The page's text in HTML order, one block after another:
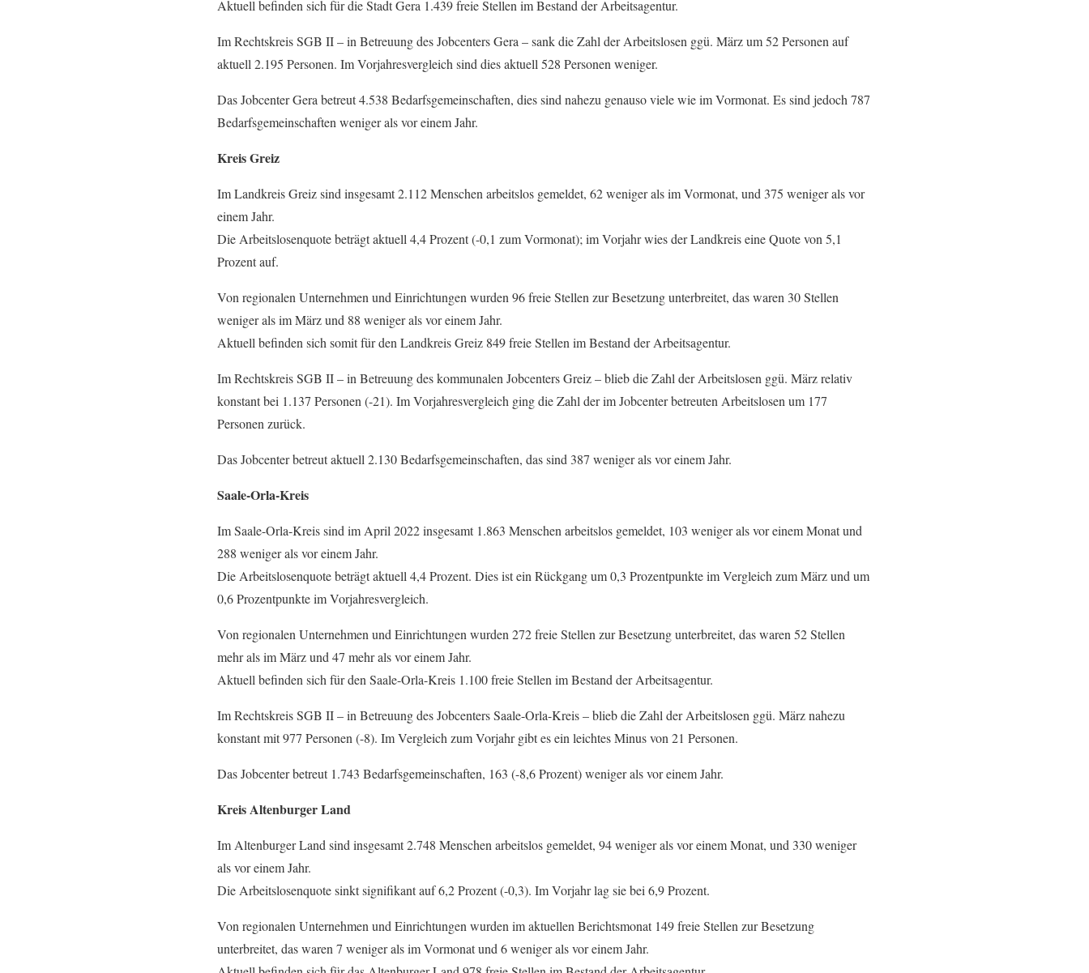
Aktuell befinden sich für die Stadt Gera 1.439 freie Stellen im Bestand der Arbeitsagentur.
Im Rechtskreis SGB II – in Betreuung des Jobcenters Gera – sank die Zahl der Arbeitslosen ggü. März um 52 Personen auf
aktuell 2.195 Personen. Im Vorjahresvergleich sind dies aktuell 528 Personen weniger.
Das Jobcenter Gera betreut 4.538 Bedarfsgemeinschaften, dies sind nahezu genauso viele wie im Vormonat. Es sind jedoch 787
Bedarfsgemeinschaften weniger als vor einem Jahr.
Kreis Greiz
Im Landkreis Greiz sind insgesamt 2.112 Menschen arbeitslos gemeldet, 62 weniger als im Vormonat, und 375 weniger als vor
einem Jahr.
Die Arbeitslosenquote beträgt aktuell 4,4 Prozent (-0,1 zum Vormonat); im Vorjahr wies der Landkreis eine Quote von 5,1
Prozent auf.
Von regionalen Unternehmen und Einrichtungen wurden 96 freie Stellen zur Besetzung unterbreitet, das waren 30 Stellen
weniger als im März und 88 weniger als vor einem Jahr.
Aktuell befinden sich somit für den Landkreis Greiz 849 freie Stellen im Bestand der Arbeitsagentur.
Im Rechtskreis SGB II – in Betreuung des kommunalen Jobcenters Greiz – blieb die Zahl der Arbeitslosen ggü. März relativ
konstant bei 1.137 Personen (-21). Im Vorjahresvergleich ging die Zahl der im Jobcenter betreuten Arbeitslosen um 177
Personen zurück.
Das Jobcenter betreut aktuell 2.130 Bedarfsgemeinschaften, das sind 387 weniger als vor einem Jahr.
Saale-Orla-Kreis
Im Saale-Orla-Kreis sind im April 2022 insgesamt 1.863 Menschen arbeitslos gemeldet, 103 weniger als vor einem Monat und
288 weniger als vor einem Jahr.
Die Arbeitslosenquote beträgt aktuell 4,4 Prozent. Dies ist ein Rückgang um 0,3 Prozentpunkte im Vergleich zum März und um
0,6 Prozentpunkte im Vorjahresvergleich.
Von regionalen Unternehmen und Einrichtungen wurden 272 freie Stellen zur Besetzung unterbreitet, das waren 52 Stellen
mehr als im März und 47 mehr als vor einem Jahr.
Aktuell befinden sich für den Saale-Orla-Kreis 1.100 freie Stellen im Bestand der Arbeitsagentur.
Im Rechtskreis SGB II – in Betreuung des Jobcenters Saale-Orla-Kreis – blieb die Zahl der Arbeitslosen ggü. März nahezu
konstant mit 977 Personen (-8). Im Vergleich zum Vorjahr gibt es ein leichtes Minus von 21 Personen.
Das Jobcenter betreut 1.743 Bedarfsgemeinschaften, 163 (-8,6 Prozent) weniger als vor einem Jahr.
Kreis Altenburger Land
Im Altenburger Land sind insgesamt 2.748 Menschen arbeitslos gemeldet, 94 weniger als vor einem Monat, und 330 weniger
als vor einem Jahr.
Die Arbeitslosenquote sinkt signifikant auf 6,2 Prozent (-0,3). Im Vorjahr lag sie bei 6,9 Prozent.
Von regionalen Unternehmen und Einrichtungen wurden im aktuellen Berichtsmonat 149 freie Stellen zur Besetzung
unterbreitet, das waren 7 weniger als im Vormonat und 6 weniger als vor einem Jahr.